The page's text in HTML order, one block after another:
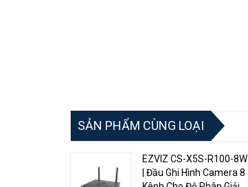
SẢN PHẨM CÙNG LOẠI
EZVIZ CS-X5S-R100-8W
| Đầu Ghi Hình Camera 8